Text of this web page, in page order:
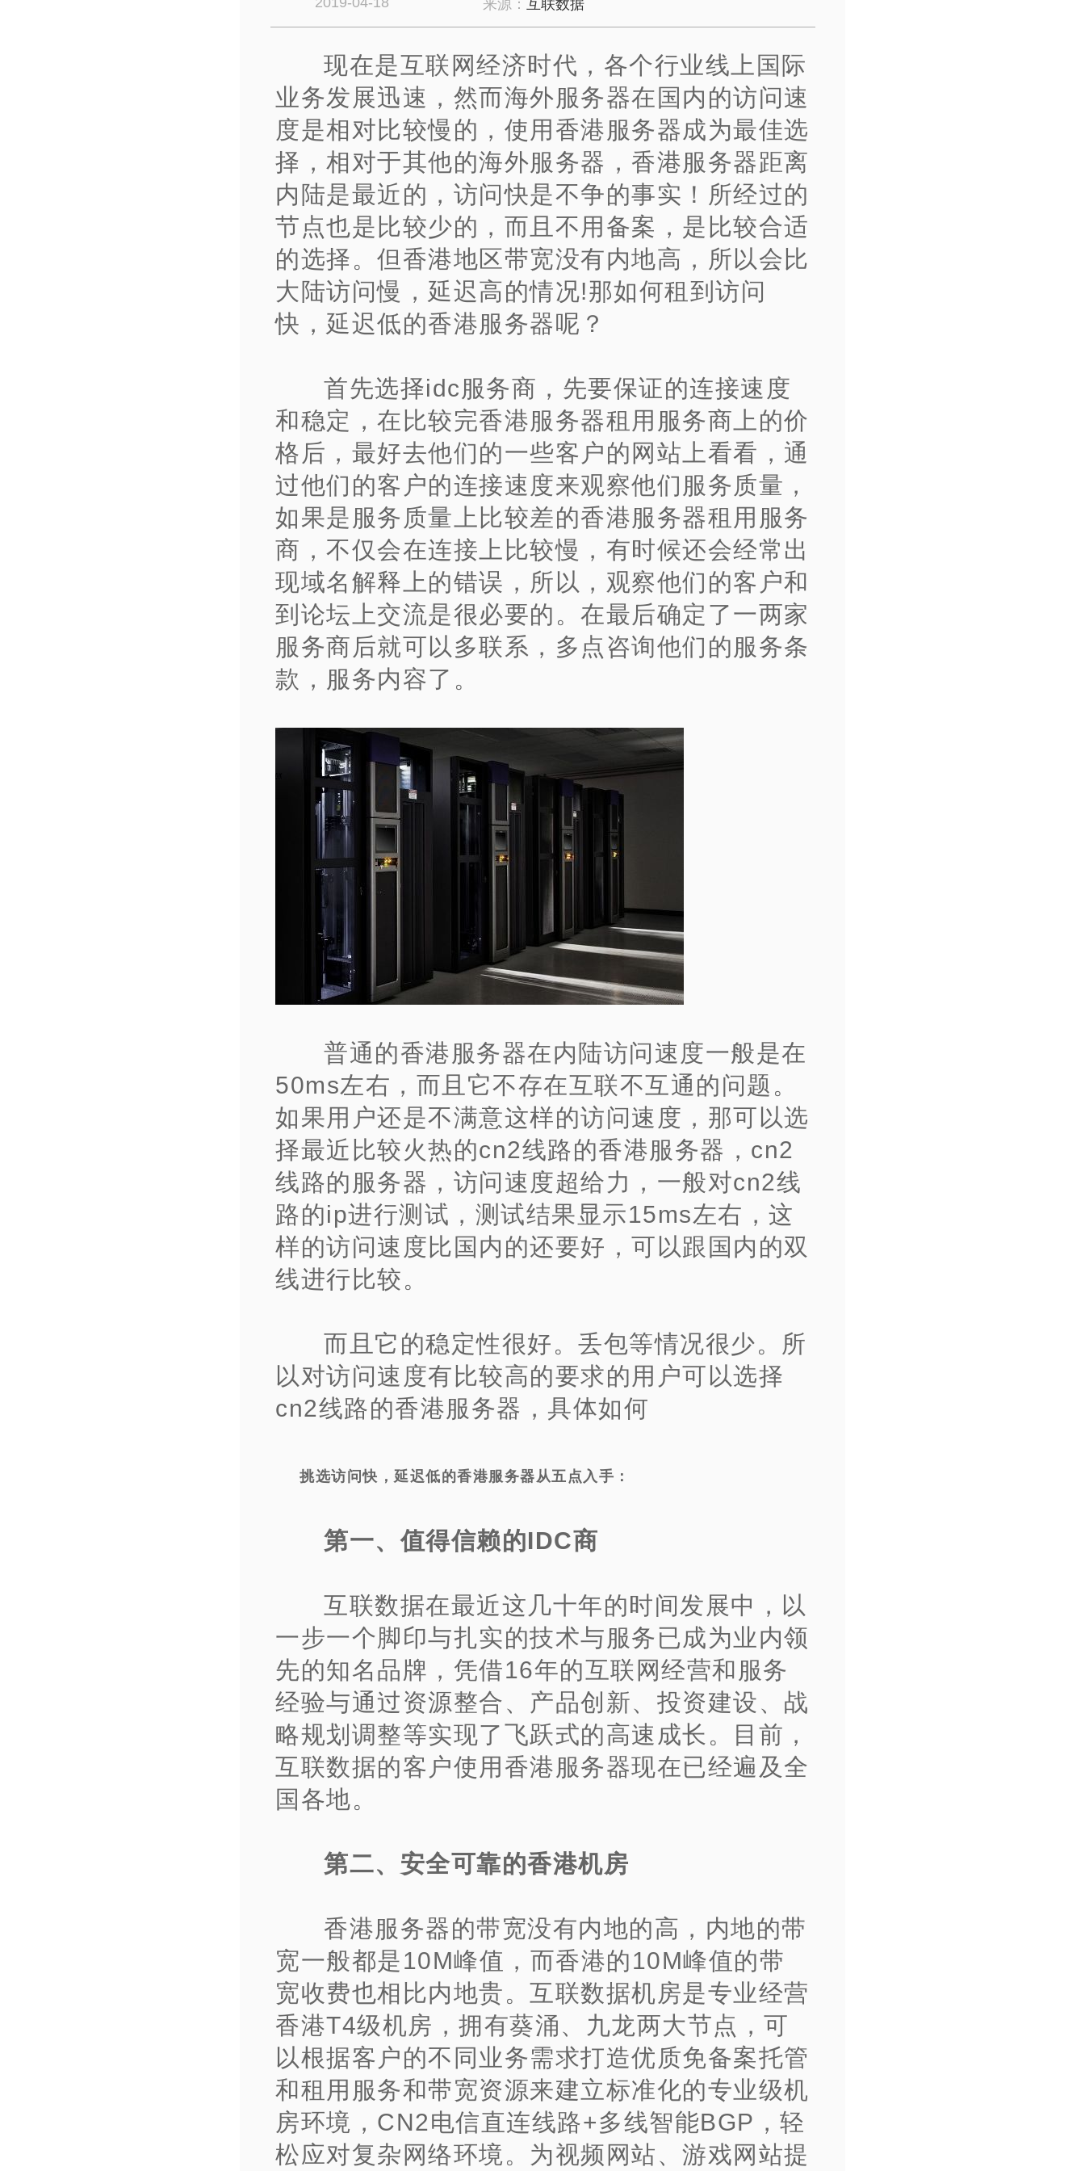
来源： 互联数据
现在是互联网经济时代，各个行业线上国际
业务发展迅速，然而海外服务器在国内的访问速
度是相对比较慢的，使用香港服务器成为最佳选
择，相对于其他的海外服务器，香港服务器距离
内陆是最近的，访问快是不争的事实！所经过的
节点也是比较少的，而且不用备案，是比较合适
的选择。但香港地区带宽没有内地高，所以会比
大陆访问慢，延迟高的情况!那如何租到访问
快，延迟低的香港服务器呢？
首先选择idc服务商，先要保证的连接速度
和稳定，在比较完香港服务器租用服务商上的价
格后，最好去他们的一些客户的网站上看看，通
过他们的客户的连接速度来观察他们服务质量，
如果是服务质量上比较差的香港服务器租用服务
商，不仅会在连接上比较慢，有时候还会经常出
现域名解释上的错误，所以，观察他们的客户和
到论坛上交流是很必要的。在最后确定了一两家
服务商后就可以多联系，多点咨询他们的服务条
款，服务内容了。
普通的香港服务器在内陆访问速度一般是在
50ms左右，而且它不存在互联不互通的问题。
如果用户还是不满意这样的访问速度，那可以选
择最近比较火热的cn2线路的香港服务器，cn2
线路的服务器，访问速度超给力，一般对cn2线
路的ip进行测试，测试结果显示15ms左右，这
样的访问速度比国内的还要好，可以跟国内的双
线进行比较。
而且它的稳定性很好。丢包等情况很少。所
以对访问速度有比较高的要求的用户可以选择
cn2线路的香港服务器，具体如何
挑选访问快，延迟低的香港服务器从五点入手：
第一、值得信赖的IDC商
互联数据在最近这几十年的时间发展中，以
一步一个脚印与扎实的技术与服务已成为业内领
先的知名品牌，凭借16年的互联网经营和服务
经验与通过资源整合、产品创新、投资建设、战
略规划调整等实现了飞跃式的高速成长。目前，
互联数据的客户使用香港服务器现在已经遍及全
国各地。
第二、安全可靠的香港机房
香港服务器的带宽没有内地的高，内地的带
宽一般都是10M峰值，而香港的10M峰值的带
宽收费也相比内地贵。互联数据机房是专业经营
香港T4级机房，拥有葵涌、九龙两大节点，可
以根据客户的不同业务需求打造优质免备案托管
和租用服务和带宽资源来建立标准化的专业级机
房环境，CN2电信直连线路+多线智能BGP，轻
松应对复杂网络环境。为视频网站、游戏网站提